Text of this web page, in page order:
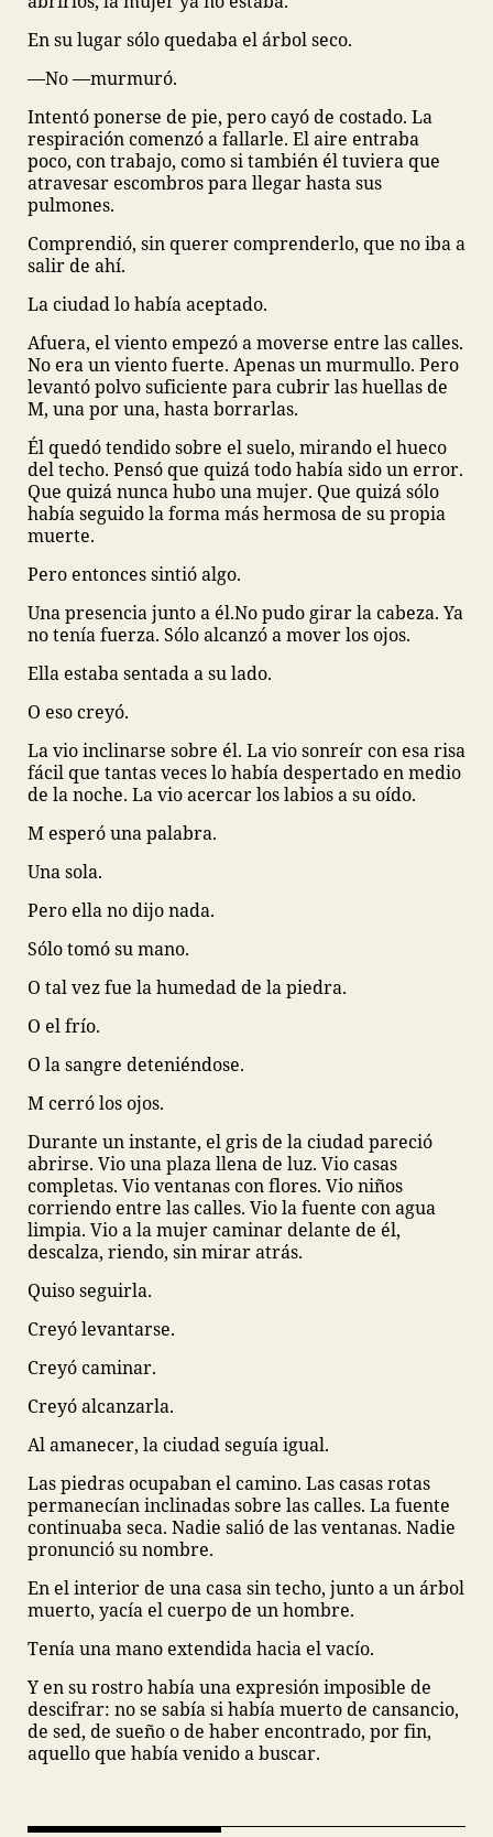
En su lugar sólo quedaba el árbol seco.
—No —murmuró.
Intentó ponerse de pie, pero cayó de costado. La
respiración comenzó a fallarle. El aire entraba
poco, con trabajo, como si también él tuviera que
atravesar escombros para llegar hasta sus
pulmones.
Comprendió, sin querer comprenderlo, que no iba a
salir de ahí.
La ciudad lo había aceptado.
Afuera, el viento empezó a moverse entre las calles.
No era un viento fuerte. Apenas un murmullo. Pero
levantó polvo suficiente para cubrir las huellas de
M, una por una, hasta borrarlas.
Él quedó tendido sobre el suelo, mirando el hueco
del techo. Pensó que quizá todo había sido un error.
Que quizá nunca hubo una mujer. Que quizá sólo
había seguido la forma más hermosa de su propia
muerte.
Pero entonces sintió algo.
Una presencia junto a él.No pudo girar la cabeza. Ya
no tenía fuerza. Sólo alcanzó a mover los ojos.
Ella estaba sentada a su lado.
O eso creyó.
La vio inclinarse sobre él. La vio sonreír con esa risa
fácil que tantas veces lo había despertado en medio
de la noche. La vio acercar los labios a su oído.
M esperó una palabra.
Una sola.
Pero ella no dijo nada.
Sólo tomó su mano.
O tal vez fue la humedad de la piedra.
O el frío.
O la sangre deteniéndose.
M cerró los ojos.
Durante un instante, el gris de la ciudad pareció
abrirse. Vio una plaza llena de luz. Vio casas
completas. Vio ventanas con flores. Vio niños
corriendo entre las calles. Vio la fuente con agua
limpia. Vio a la mujer caminar delante de él,
descalza, riendo, sin mirar atrás.
Quiso seguirla.
Creyó levantarse.
Creyó caminar.
Creyó alcanzarla.
Al amanecer, la ciudad seguía igual.
Las piedras ocupaban el camino. Las casas rotas
permanecían inclinadas sobre las calles. La fuente
continuaba seca. Nadie salió de las ventanas. Nadie
pronunció su nombre.
En el interior de una casa sin techo, junto a un árbol
muerto, yacía el cuerpo de un hombre.
Tenía una mano extendida hacia el vacío.
Y en su rostro había una expresión imposible de
descifrar: no se sabía si había muerto de cansancio,
de sed, de sueño o de haber encontrado, por fin,
aquello que había venido a buscar.